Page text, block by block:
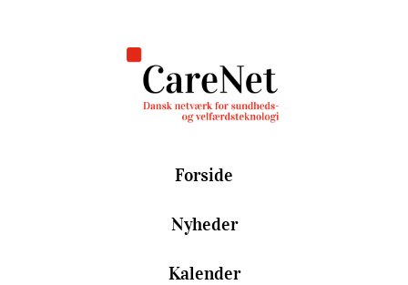
Forside
Nyheder
Kalender